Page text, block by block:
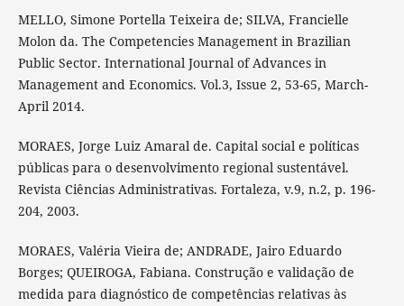
MELLO, Simone Portella Teixeira de; SILVA, Francielle
Molon da. The Competencies Management in Brazilian
Public Sector. International Journal of Advances in
Management and Economics. Vol.3, Issue 2, 53-65, March-
April 2014.
MORAES, Jorge Luiz Amaral de. Capital social e políticas
públicas para o desenvolvimento regional sustentável.
Revista Ciências Administrativas. Fortaleza, v.9, n.2, p. 196-
204, 2003.
MORAES, Valéria Vieira de; ANDRADE, Jairo Eduardo
Borges; QUEIROGA, Fabiana. Construção e validação de
medida para diagnóstico de competências relativas às